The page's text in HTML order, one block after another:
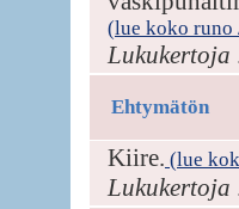
(lue koko
Lukukertoja
Ehtymätön
Kiire. (lue
Lukukertoja